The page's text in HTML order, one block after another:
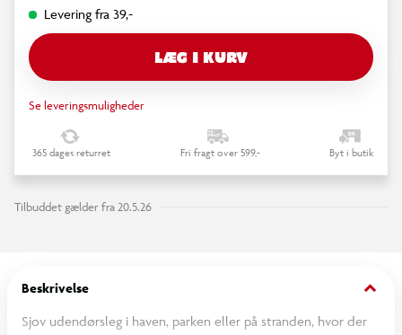
Levering fra 39,-
LÆG I KURV
Se leveringsmuligheder
365 dages returret Fri fragt over 599,- Byt i butik
Tilbuddet gælder fra 20.5.26
Beskrivelse keyboard_arrow_down
Sjov udendørsleg i haven, parken eller på stranden, hvor der